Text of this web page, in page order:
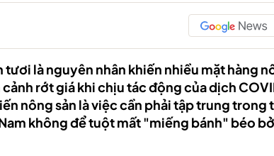
tươi là nguyên nhân khiến nhiều mặt hàng
cảnh rớt giá khi chịu tác động của dịch
nông sản là việc cần phải tập trung trong
không để tuột mất "miếng bánh" béo